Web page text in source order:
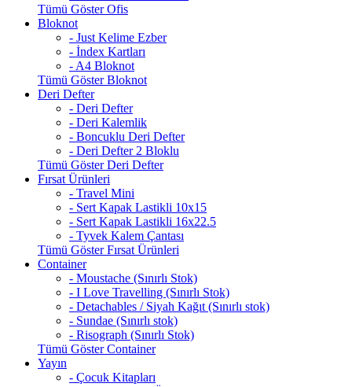
Tümü Göster Ofis
Bloknot
- Just Kelime Ezber
- İndex Kartları
- A4 Bloknot
Tümü Göster Bloknot
Deri Defter
- Deri Defter
- Deri Kalemlik
- Boncuklu Deri Defter
- Deri Defter 2 Bloklu
Tümü Göster Deri Defter
Fırsat Ürünleri
- Travel Mini
- Sert Kapak Lastikli 10x15
- Sert Kapak Lastikli 16x22.5
- Tyvek Kalem Çantası
Tümü Göster Fırsat Ürünleri
Container
- Moustache (Sınırlı Stok)
- I Love Travelling (Sınırlı Stok)
- Detachables / Siyah Kağıt (Sınırlı stok)
- Sundae (Sınırlı stok)
- Risograph (Sınırlı Stok)
Tümü Göster Container
Yayın
- Çocuk Kitapları